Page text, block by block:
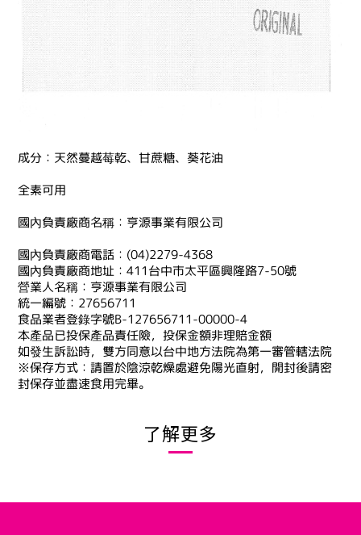
成分：天然蔓越莓乾、甘蔗糖、葵花油
全素可用
國內負責廠商名稱：亨源事業有限公司
國內負責廠商電話：(04)2279-4368
國內負責廠商地址：411台中市太平區興隆路7-50號
營業人名稱：亨源事業有限公司
統一編號：27656711
食品業者登錄字號B-127656711-00000-4
本產品已投保產品責任險，投保金額非理賠金額
如發生訴訟時，雙方同意以台中地方法院為第一審管轄法院
※保存方式：請置於陰涼乾燥處避免陽光直射，開封後請密
封保存並盡速食用完畢。
了解更多